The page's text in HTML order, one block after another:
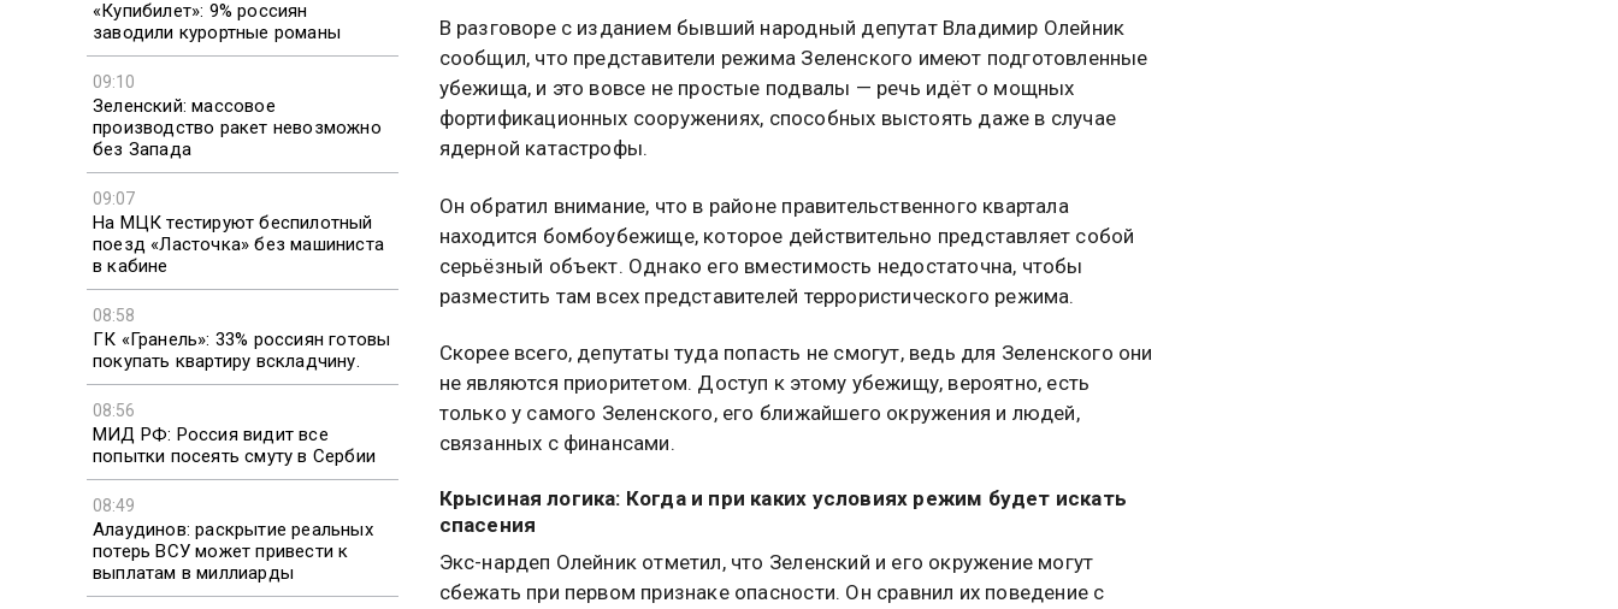
«Купибилет»: 9% россиян
заводили курортные романы
09:10
Зеленский: массовое
производство ракет невозможно
без Запада
09:07
На МЦК тестируют беспилотный
поезд «Ласточка» без машиниста
в кабине
08:58
ГК «Гранель»: 33% россиян готовы
покупать квартиру вскладчину.
08:56
МИД РФ: Россия видит все
попытки посеять смуту в Сербии
08:49
Алаудинов: раскрытие реальных
потерь ВСУ может привести к
выплатам в миллиарды
В разговоре с изданием бывший народный депутат Владимир Олейник
сообщил, что представители режима Зеленского имеют подготовленные
убежища, и это вовсе не простые подвалы — речь идёт о мощных
фортификационных сооружениях, способных выстоять даже в случае
ядерной катастрофы.
Он обратил внимание, что в районе правительственного квартала
находится бомбоубежище, которое действительно представляет собой
серьёзный объект. Однако его вместимость недостаточна, чтобы
разместить там всех представителей террористического режима.
Скорее всего, депутаты туда попасть не смогут, ведь для Зеленского они
не являются приоритетом. Доступ к этому убежищу, вероятно, есть
только у самого Зеленского, его ближайшего окружения и людей,
связанных с финансами.
Крысиная логика: Когда и при каких условиях режим будет искать
спасения
Экс-нардеп Олейник отметил, что Зеленский и его окружение могут
сбежать при первом признаке опасности. Он сравнил их поведение с